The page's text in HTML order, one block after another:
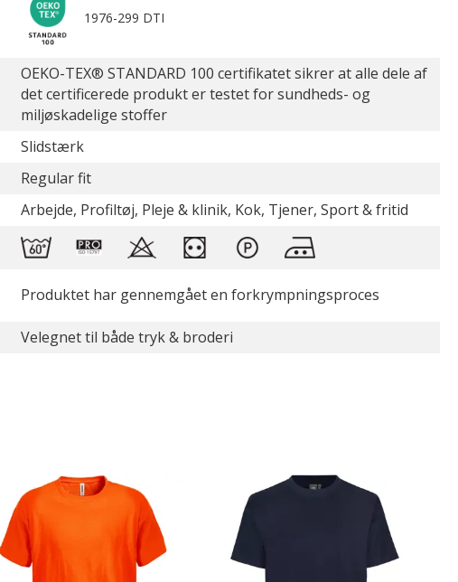
1976-299 DTI
OEKO-TEX® STANDARD 100 certifikatet sikrer at alle dele af
det certificerede produkt er testet for sundheds- og
miljøskadelige stoffer
Slidstærk
Regular fit
Arbejde, Profiltøj, Pleje & klinik, Kok, Tjener, Sport & fritid
Produktet har gennemgået en forkrympningsproces
Velegnet til både tryk & broderi